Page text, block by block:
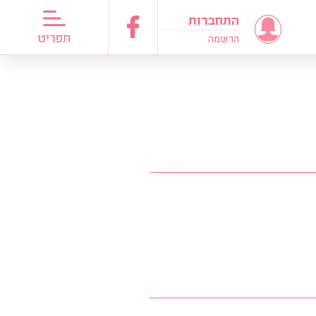
תפריט
התחברות
הרשמה
מדריכות כלות